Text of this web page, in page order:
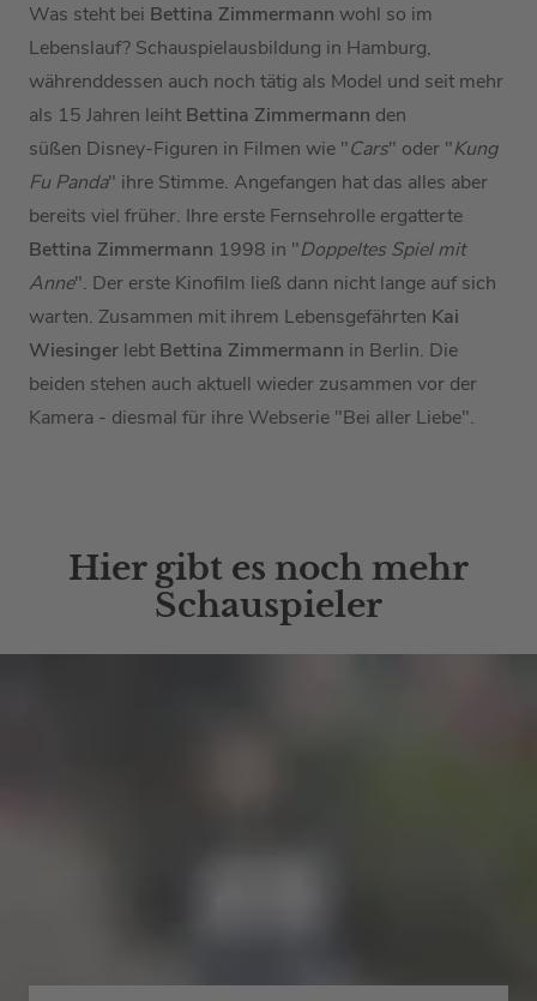
Was steht bei Bettina Zimmermann wohl so im
Lebenslauf? Schauspielausbildung in Hamburg,
währenddessen auch noch tätig als Model und seit mehr
als 15 Jahren leiht Bettina Zimmermann den
süßen Disney-Figuren in Filmen wie "Cars" oder "Kung
Fu Panda" ihre Stimme. Angefangen hat das alles aber
bereits viel früher. Ihre erste Fernsehrolle ergatterte
Bettina Zimmermann 1998 in "Doppeltes Spiel mit
Anne". Der erste Kinofilm ließ dann nicht lange auf sich
warten. Zusammen mit ihrem Lebensgefährten Kai
Wiesinger lebt Bettina Zimmermann in Berlin. Die
beiden stehen auch aktuell wieder zusammen vor der
Kamera - diesmal für ihre Webserie "Bei aller Liebe".
Hier gibt es noch mehr
Schauspieler